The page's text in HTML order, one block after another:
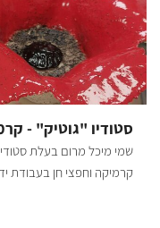
נמשיך בזרוע השמאלית, עם
פוגשים את דרך נוף יער
סינגל החוצה את הדרך
מפה: *המידע מתוך אתרים
סטודיו "גוטיק" -
שמי מיכל מרום בעלת
קרמיקה וחפצי חן בעבודת